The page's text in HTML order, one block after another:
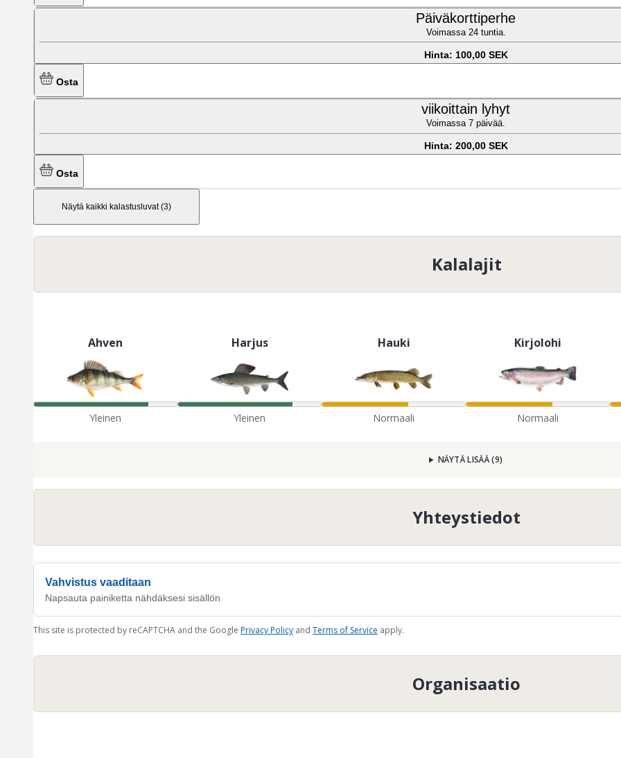
Päiväkorttiperhe
Voimassa 24 tuntia.
Hinta: 100,00 SEK
Osta
viikoittain lyhyt
Voimassa 7 päivää.
Hinta: 200,00 SEK
Osta
Näytä kaikki kalastusluvat(3)
Kalalajit
Ahven
Yleinen
Harjus
Yleinen
Hauki
Normaali
Kirjolohi
Normaali
NÄYTÄ LISÄÄ(9)
Yhteystiedot
Vahvistus vaaditaan
Napsauta painiketta nähdäksesi sisällön
This site is protected by reCAPTCHA and the Google Privacy Policy and Terms of Service apply.
Organisaatio